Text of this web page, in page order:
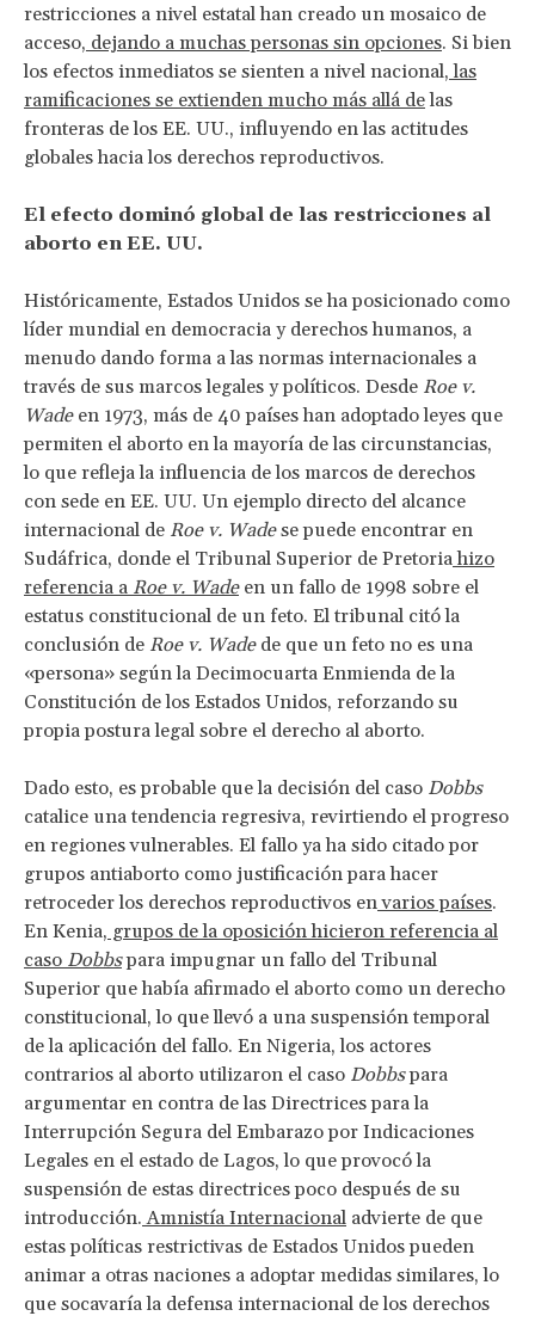
restricciones a nivel estatal han creado un mosaico de
acceso, dejando a muchas personas sin opciones. Si bien
los efectos inmediatos se sienten a nivel nacional, las
ramificaciones se extienden mucho más allá delas
fronteras de los EE. UU., influyendo en las actitudes
globales hacia los derechos reproductivos.
El efecto dominó global de las restricciones al
aborto en EE. UU.
Históricamente, Estados Unidos se ha posicionado como
líder mundial en democracia y derechos humanos, a
menudo dando forma a las normas internacionales a
través de sus marcos legales y políticos. Desde Roe v.
Wadeen 1973, más de 40 países han adoptado leyes que
permiten el aborto en la mayoría de las circunstancias,
lo que refleja la influencia de los marcos de derechos
con sede en EE. UU. Un ejemplo directo del alcance
internacional de Roe v. Wadese puede encontrar en
Sudáfrica, donde el Tribunal Superior de Pretoriahizo
referencia a Roe v. Wadeen un fallo de 1998 sobre el
estatus constitucional de un feto. El tribunal citó la
conclusión de Roe v. Wadede que un feto no es una
«persona» según la Decimocuarta Enmienda de la
Constitución de los Estados Unidos, reforzando su
propia postura legal sobre el derecho al aborto.
Dado esto, es probable que la decisión del caso Dobbs
catalice una tendencia regresiva, revirtiendo el progreso
en regiones vulnerables. El fallo ya ha sido citado por
grupos antiaborto como justificación para hacer
retroceder los derechos reproductivos envarios países.
En Kenia, grupos de la oposición hicieron referencia al
caso Dobbspara impugnar un fallo del Tribunal
Superior que había afirmado el aborto como un derecho
constitucional, lo que llevó a una suspensión temporal
de la aplicación del fallo. En Nigeria, los actores
contrarios al aborto utilizaron el caso Dobbspara
argumentar en contra de las Directrices para la
Interrupción Segura del Embarazo por Indicaciones
Legales en el estado de Lagos, lo que provocó la
suspensión de estas directrices poco después de su
introducción. Amnistía Internacional advierte de que
estas políticas restrictivas de Estados Unidos pueden
animar a otras naciones a adoptar medidas similares, lo
que socavaría la defensa internacional de los derechos